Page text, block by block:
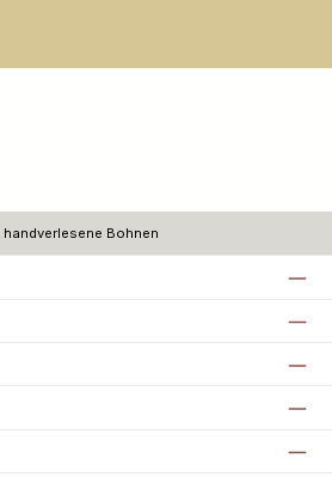
handverlesene Bohnen